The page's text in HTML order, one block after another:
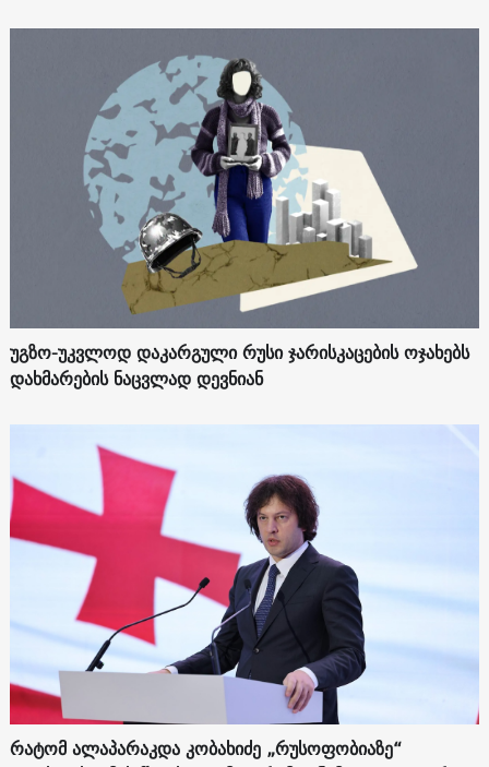
უგზო-უკვლოდ დაკარგული რუსი ჯარისკაცების ოჯახებს
დახმარების ნაცვლად დევნიან
რატომ ალაპარაკდა კობახიძე „რუსოფობიაზე“